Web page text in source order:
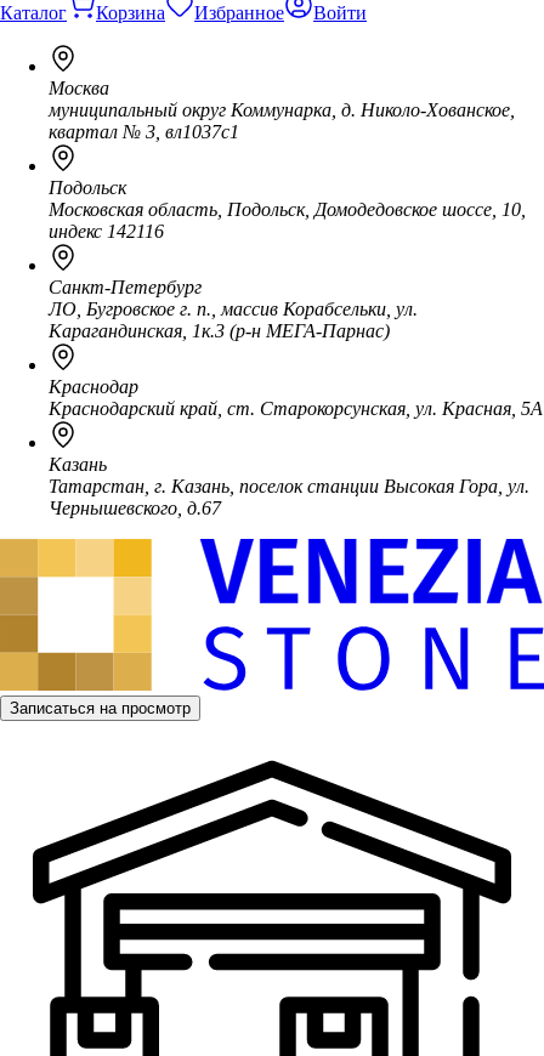
Каталог Корзина Избранное Войти
Москва
муниципальный округ Коммунарка, д. Николо-Хованское,
квартал № 3, вл1037с1
Подольск
Московская область, Подольск, Домодедовское шоссе, 10,
индекс 142116
Санкт-Петербург
ЛО, Бугровское г. п., массив Корабсельки, ул.
Карагандинская, 1к.3 (р-н МЕГА-Парнас)
Краснодар
Краснодарский край, ст. Старокорсунская, ул. Красная, 5А
Казань
Татарстан, г. Казань, поселок станции Высокая Гора, ул.
Чернышевского, д.67
Записаться на просмотр